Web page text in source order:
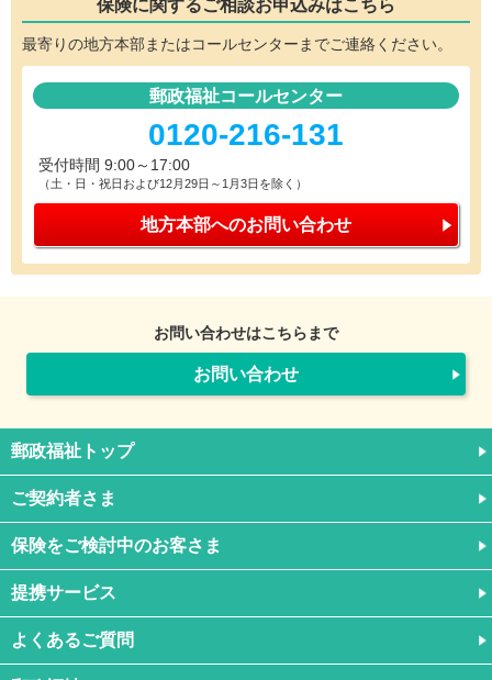
保険に関するご相談お申込みはこちら
最寄りの地方本部またはコールセンターまでご連絡ください。
郵政福祉コールセンター
0120-216-131
受付時間 9:00～17:00
（土・日・祝日および12月29日～1月3日を除く）
地方本部へのお問い合わせ
お問い合わせはこちらまで
お問い合わせ
郵政福祉トップ
ご契約者さま
保険をご検討中のお客さま
提携サービス
よくあるご質問